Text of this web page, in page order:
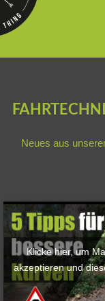
Neues aus
Klicke hier, um
akzeptieren und